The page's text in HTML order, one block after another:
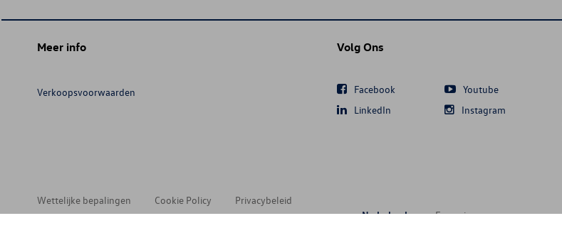
Meer info
Verkoopsvoorwaarden
Volg Ons
Facebook
Youtube
LinkedIn
Instagram
Wettelijke bepalingen Cookie Policy
Privacybeleid
Nederlands
Français